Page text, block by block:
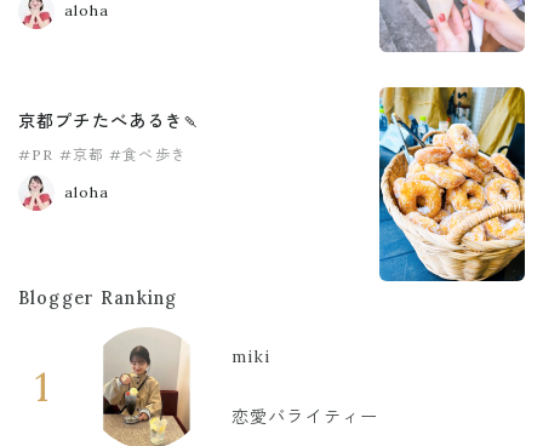
aloha
京都プチたべあるき🍡
#PR #京都 #食べ歩き
aloha
Blogger Ranking
1
miki
恋愛バライティー